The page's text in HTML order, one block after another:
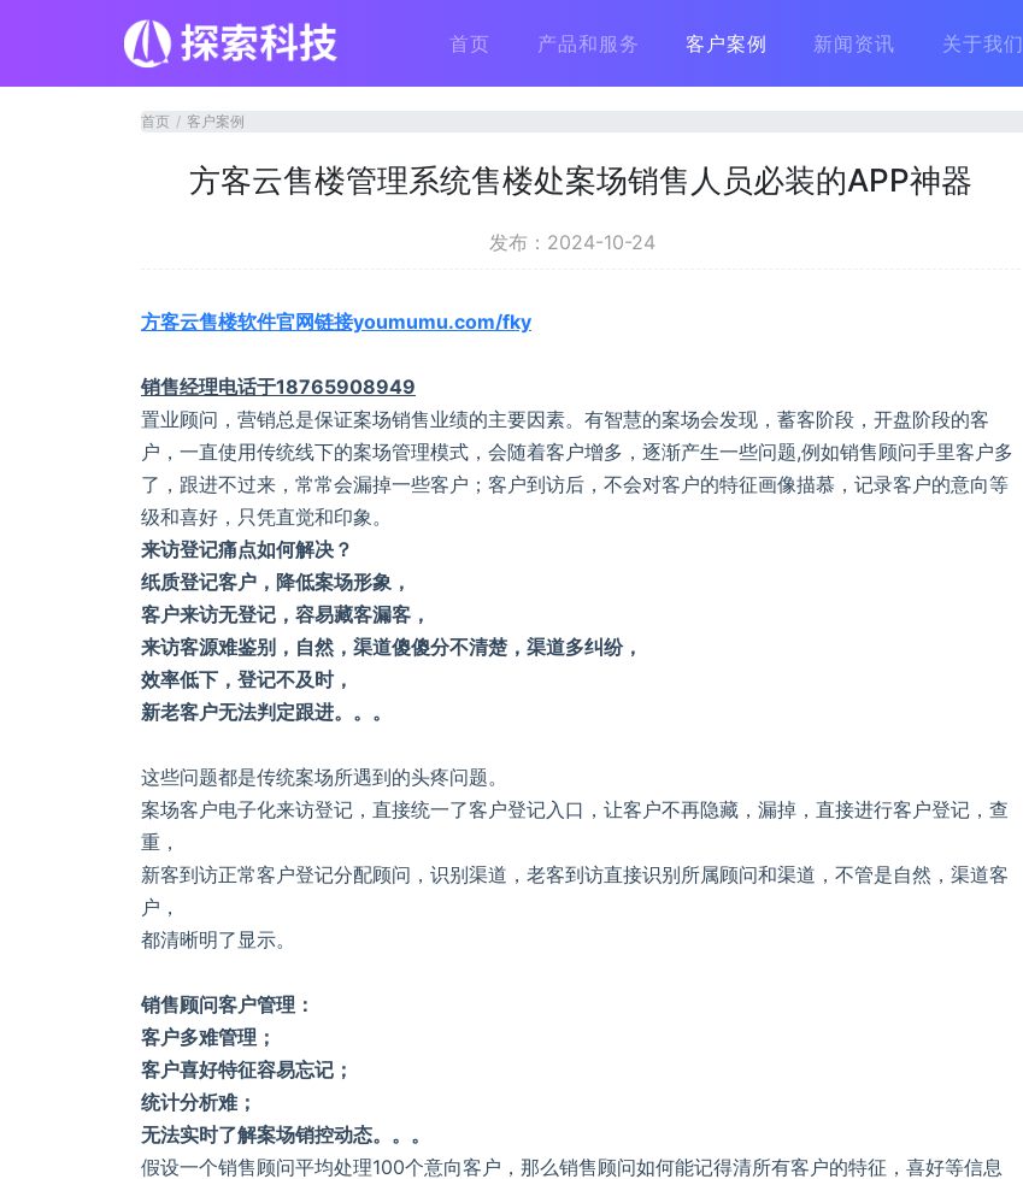
首页 产品和服务 客户案例 新闻资讯 关于我们
首页 客户案例
方客云售楼管理系统售楼处案场销售人员必装的APP神器
发布：2024-10-24
方客云售楼软件官网链接youmumu.com/fky
销售经理电话于18765908949
置业顾问，营销总是保证案场销售业绩的主要因素。有智慧的案场会发现，蓄客阶段，开盘阶段的客
户，一直使用传统线下的案场管理模式，会随着客户增多，逐渐产生一些问题,例如销售顾问手里客户多
了，跟进不过来，常常会漏掉一些客户；客户到访后，不会对客户的特征画像描慕，记录客户的意向等
级和喜好，只凭直觉和印象。
来访登记痛点如何解决？
纸质登记客户，降低案场形象，
客户来访无登记，容易藏客漏客，
来访客源难鉴别，自然，渠道傻傻分不清楚，渠道多纠纷，
效率低下，登记不及时，
新老客户无法判定跟进。。。
这些问题都是传统案场所遇到的头疼问题。
案场客户电子化来访登记，直接统一了客户登记入口，让客户不再隐藏，漏掉，直接进行客户登记，查
重，
新客到访正常客户登记分配顾问，识别渠道，老客到访直接识别所属顾问和渠道，不管是自然，渠道客
户，
都清晰明了显示。
销售顾问客户管理：
客户多难管理；
客户喜好特征容易忘记；
统计分析难；
无法实时了解案场销控动态。。。
假设一个销售顾问平均处理100个意向客户，那么销售顾问如何能记得清所有客户的特征，喜好等信息